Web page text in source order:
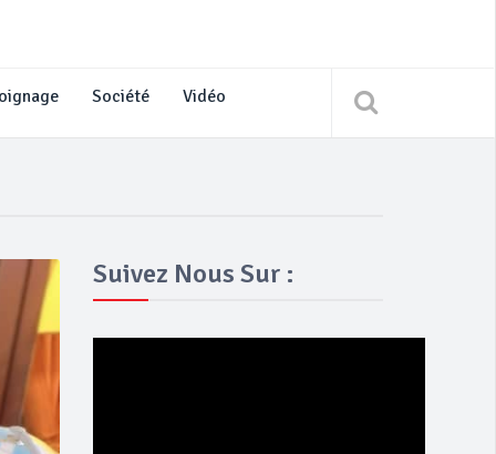
Société Vidéo
Suivez Nous Sur :